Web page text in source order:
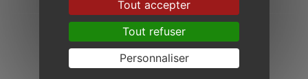
Horaires d’ouverture de la mairie :
Lundi : 9h à 11h45
Mardi : 9h à 11h45
Tout accepter
Tout refuser
Personnaliser